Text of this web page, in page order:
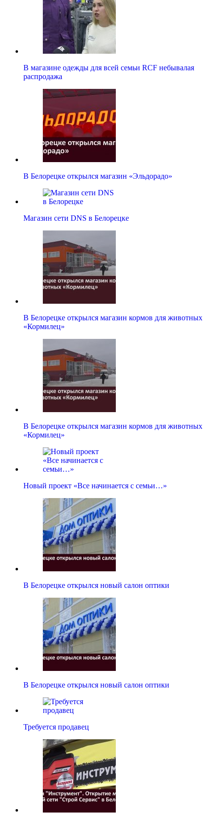
В магазине одежды для всей семьи RCF небывалая
распродажа
В Белорецке открылся магазин «Эльдорадо»
Магазин сети DNS в Белорецке
В Белорецке открылся магазин кормов для животных
«Кормилец»
В Белорецке открылся магазин кормов для животных
«Кормилец»
Новый проект «Все начинается с семьи…»
В Белорецке открылся новый салон оптики
В Белорецке открылся новый салон оптики
Требуется продавец